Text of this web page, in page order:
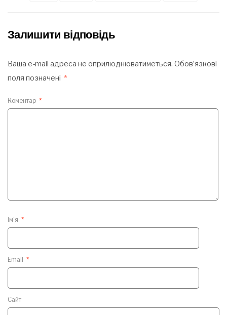
Залишити відповідь
Ваша e-mail адреса не оприлюднюватиметься. Обов’язкові
поля позначені *
Коментар *
Ім'я *
Email *
Сайт